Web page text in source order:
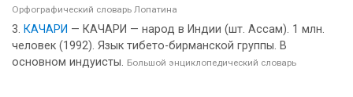
Орфографический словарь Лопатина
КАЧАРИ — КАЧАРИ — народ в Индии (шт. Ассам). 1 млн.
человек (1992). Язык тибето-бирманской группы. В
основном индуисты. Большой энциклопедический словарь